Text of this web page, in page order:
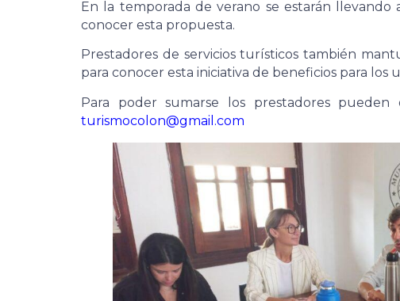
En la temporada de verano se estarán llevando
conocer esta propuesta.
Prestadores de servicios turísticos también
para conocer esta iniciativa de beneficios para los
Para poder sumarse los prestadores
turismocolon@gmail.com